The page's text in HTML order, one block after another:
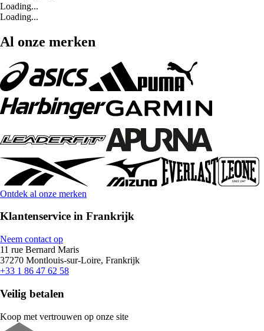
Loading...
Loading...
Al onze merken
Ontdek al onze merken
Klantenservice in Frankrijk
Neem contact op
11 rue Bernard Maris
37270 Montlouis-sur-Loire, Frankrijk
+33 1 86 47 62 58
Veilig betalen
Koop met vertrouwen op onze site